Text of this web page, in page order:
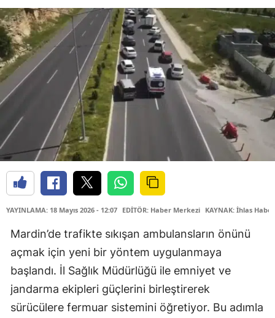
YAYINLAMA: 18 Mayıs 2026 - 12:07 EDİTÖR: Haber Merkezi KAYNAK: İhlas
Mardin’de trafikte sıkışan ambulansların önünü
açmak için yeni bir yöntem uygulanmaya
başlandı. İl Sağlık Müdürlüğü ile emniyet ve
jandarma ekipleri güçlerini birleştirerek
sürücülere fermuar sistemini öğretiyor. Bu adımla